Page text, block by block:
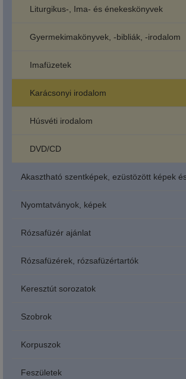
Liturgikus-, Ima- és énekeskönyvek
Gyermekimakönyvek, -bibliák, -irodalom
Imafüzetek
Karácsonyi irodalom
Húsvéti irodalom
DVD/CD
Akasztható szentképek, ezüstözött képek
Nyomtatványok, képek
Rózsafüzér ajánlat
Rózsafüzérek, rózsafüzértartók
Keresztút sorozatok
Szobrok
Korpuszok
Feszületek